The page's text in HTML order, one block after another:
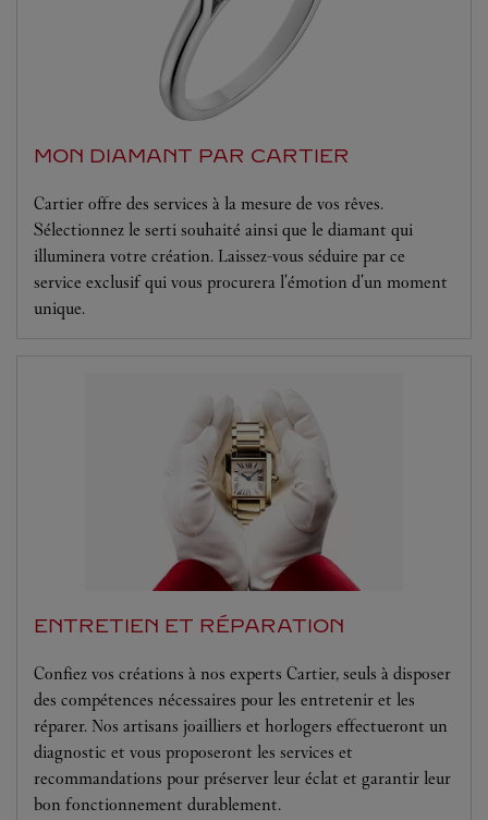
MON DIAMANT PAR CARTIER
Cartier offre des services à la mesure de vos rêves.
Sélectionnez le serti souhaité ainsi que le diamant qui
illuminera votre création. Laissez-vous séduire par ce
service exclusif qui vous procurera l'émotion d'un moment
unique.
ENTRETIEN ET RÉPARATION
Confiez vos créations à nos experts Cartier, seuls à disposer
des compétences nécessaires pour les entretenir et les
réparer. Nos artisans joailliers et horlogers effectueront un
diagnostic et vous proposeront les services et
recommandations pour préserver leur éclat et garantir leur
bon fonctionnement durablement.